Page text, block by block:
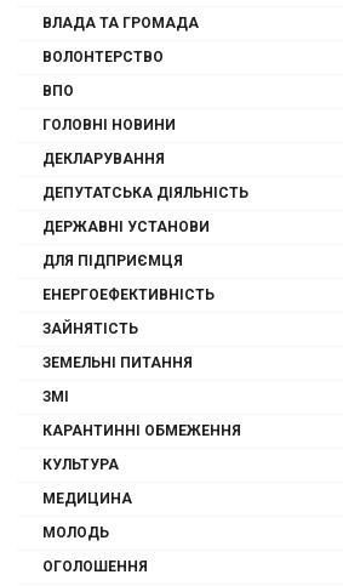
ВЛАДА ТА ГРОМАДА
ВОЛОНТЕРСТВО
ВПО
ГОЛОВНІ НОВИНИ
ДЕКЛАРУВАННЯ
ДЕПУТАТСЬКА ДІЯЛЬНІСТЬ
ДЕРЖАВНІ УСТАНОВИ
ДЛЯ ПІДПРИЄМЦЯ
ЕНЕРГОЕФЕКТИВНІСТЬ
ЗАЙНЯТІСТЬ
ЗЕМЕЛЬНІ ПИТАННЯ
ЗМІ
КАРАНТИННІ ОБМЕЖЕННЯ
КУЛЬТУРА
МЕДИЦИНА
МОЛОДЬ
ОГОЛОШЕННЯ